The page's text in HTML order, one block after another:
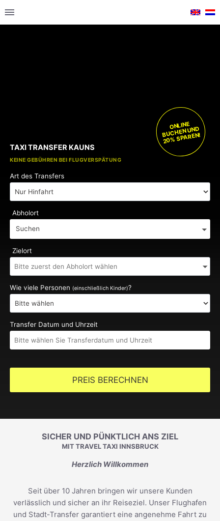
KOSTENLOSE KINDERSITZE
KEINE GEBÜHREN BEI FLUGVERSPÄTUNG
TAXI TRANSFER KAUNS
ONLINE
BUCHEN UND
20% SPAREN!
Art des Transfers
Abholort
Suchen
Zielort
Wie viele Personen (einschließlich Kinder)?
Transfer Datum und Uhrzeit
PREIS BERECHNEN
SICHER UND PÜNKTLICH ANS ZIEL
MIT TRAVEL TAXI INNSBRUCK
Herzlich Willkommen
Seit über 10 Jahren bringen wir unsere Kunden
verlässlich und sicher an ihr Reiseziel. Unser Flughafen
und Stadt-Transfer garantiert eine angenehme Fahrt zu